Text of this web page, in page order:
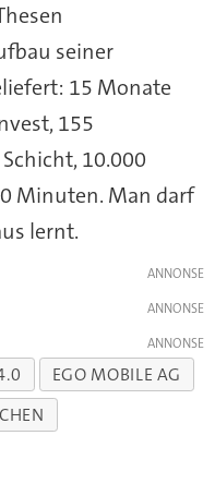
seiner
15 Monate
155
10.000
Minuten. Man darf
lernt.
EGO MOBILE AG